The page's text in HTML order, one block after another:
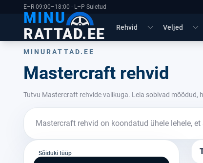
E–R 09:00–18:00 · L–P Suletud
MINU
RATTAD.EE
Rehvid Veljed
MINURATTAD.EE
Mastercraft rehvid
Tutvu Mastercraft rehvide valikuga. Leia sobivad mõõdud,
Mastercraft rehvid on koondatud ühele lehele,
Sõiduki tüüp